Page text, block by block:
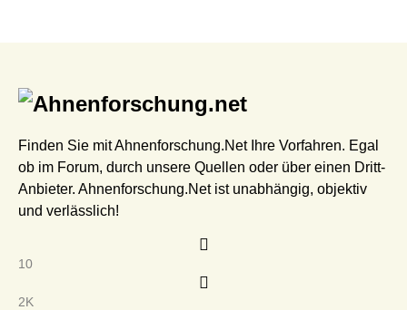
Finden Sie mit Ahnenforschung.Net Ihre Vorfahren. Egal
ob im Forum, durch unsere Quellen oder über einen Dritt-
Anbieter. Ahnenforschung.Net ist unabhängig, objektiv
und verlässlich!
10
2K